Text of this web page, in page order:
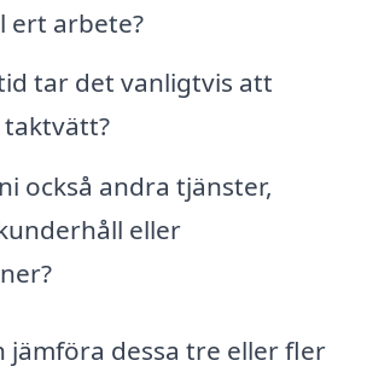
ert arbete?
tar det vanligtvis att
också andra tjänster,
eller
jämföra dessa tre eller fler